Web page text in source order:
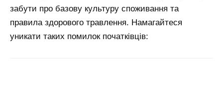
забути про базову культуру споживання та
правила здорового травлення. Намагайтеся
уникати таких помилок початківців: